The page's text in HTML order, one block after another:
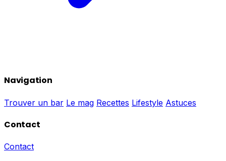
Navigation
Trouver un bar Le mag Recettes Lifestyle Astuces
Contact
Contact